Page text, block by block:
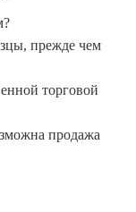
прежде чем
торговой
продажа